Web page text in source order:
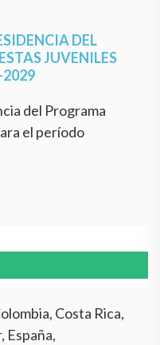
DEL
JUVENILES
del Programa
el período
Costa Rica,
España,